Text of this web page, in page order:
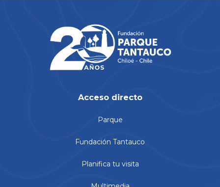
Acceso directo
Parque
Fundación Tantauco
Planifica tu visita